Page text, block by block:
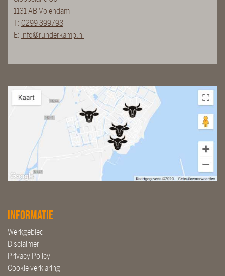
1131 AB Volendam
T: 0299 399798
E: info@runderkamp.nl
Informatie
Werkgebied
Disclaimer
Privacy Policy
Cookie verklaring